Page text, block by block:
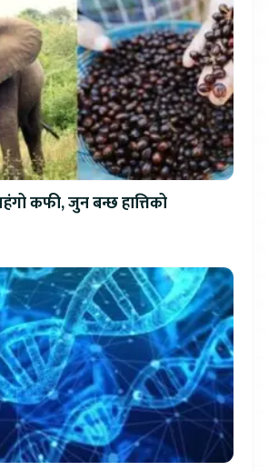
कफी, जुन बन्छ हात्तिको